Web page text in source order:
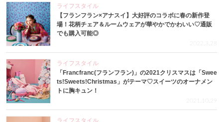
ライフスタイル
【フランフラン×アナスイ】大好評のコラボに春の新作登
場！花柄チェア＆ルームウェアが華やかでかわいい♡通販
でも購入可能◎
2022.3.28
ライフスタイル
「Francfranc(フランフラン)」の2021クリスマスは「Swee
ts!Sweets!Christmas」がテーマ♡スイーツのオーナメン
トに胸キュン！
2021.10.29
ライフスタイル